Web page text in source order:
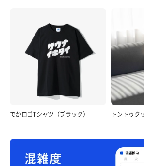
でかロゴTシャツ（ブラック） トントゥク